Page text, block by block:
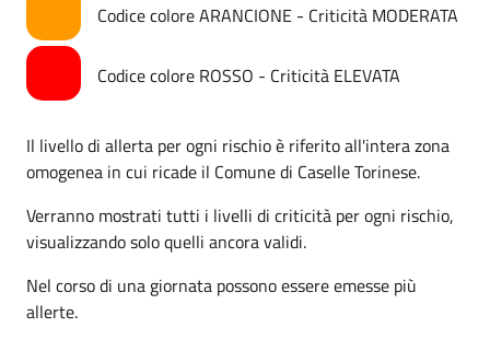
Codice colore ARANCIONE - Criticità MODERATA
Codice colore ROSSO - Criticità ELEVATA
Il livello di allerta per ogni rischio è riferito all'intera zona
omogenea in cui ricade il Comune di Caselle Torinese.
Verranno mostrati tutti i livelli di criticità per ogni rischio,
visualizzando solo quelli ancora validi.
Nel corso di una giornata possono essere emesse più
allerte.